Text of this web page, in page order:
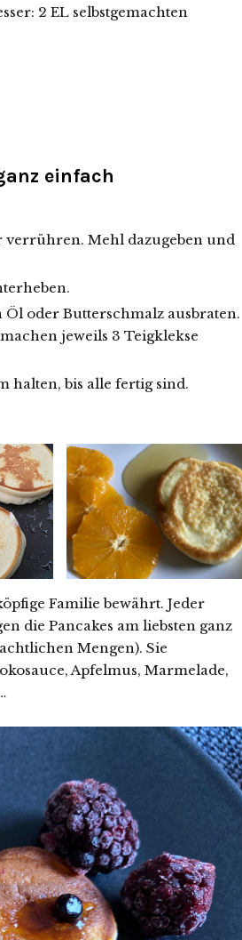
2 EL selbstgemachten
einfach
verrühren. Mehl dazugeben und
oder Butterschmalz ausbraten.
jeweils 3 Teigklekse
halten, bis alle fertig sind.
Familie bewährt. Jeder
die Pancakes am liebsten ganz
Mengen). Sie
Apfelmus, Marmelade,